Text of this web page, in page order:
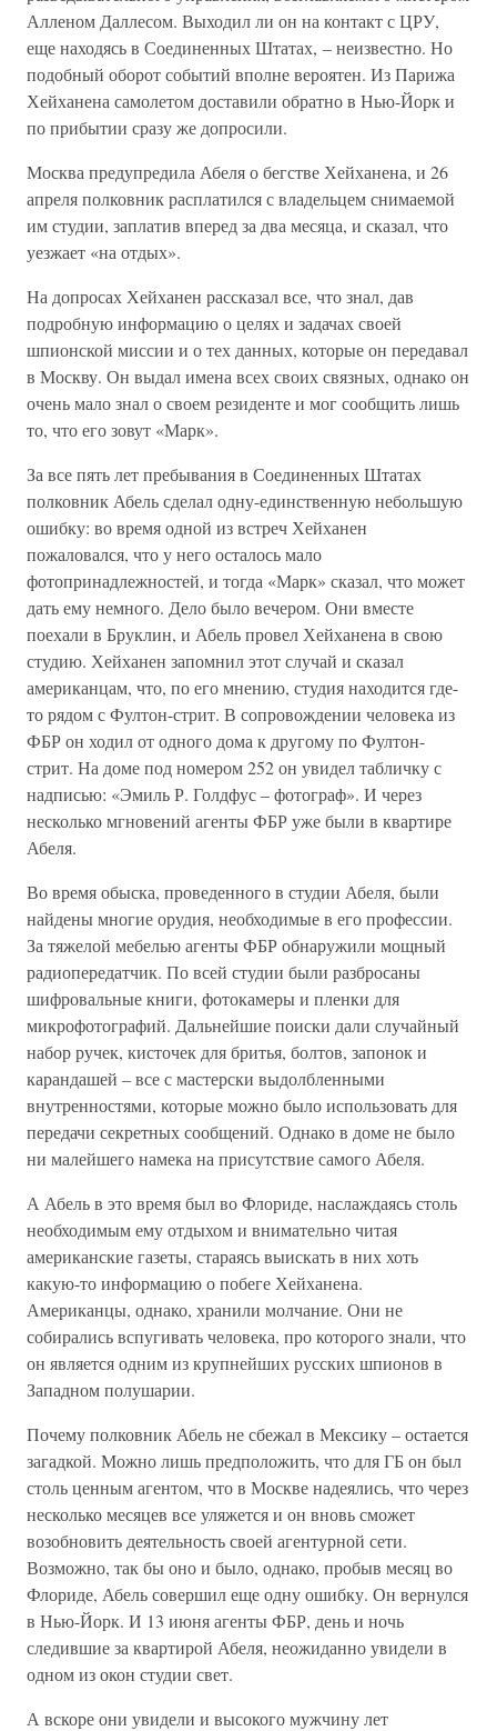
Алленом Даллесом. Выходил ли он на контакт с ЦРУ,
еще находясь в Соединенных Штатах, – неизвестно. Но
подобный оборот событий вполне вероятен. Из Парижа
Хейханена самолетом доставили обратно в Нью-Йорк и
по прибытии сразу же допросили.
Москва предупредила Абеля о бегстве Хейханена, и 26
апреля полковник расплатился с владельцем снимаемой
им студии, заплатив вперед за два месяца, и сказал, что
уезжает «на отдых».
На допросах Хейханен рассказал все, что знал, дав
подробную информацию о целях и задачах своей
шпионской миссии и о тех данных, которые он передавал
в Москву. Он выдал имена всех своих связных, однако он
очень мало знал о своем резиденте и мог сообщить лишь
то, что его зовут «Марк».
За все пять лет пребывания в Соединенных Штатах
полковник Абель сделал одну-единственную небольшую
ошибку: во время одной из встреч Хейханен
пожаловался, что у него осталось мало
фотопринадлежностей, и тогда «Марк» сказал, что может
дать ему немного. Дело было вечером. Они вместе
поехали в Бруклин, и Абель провел Хейханена в свою
студию. Хейханен запомнил этот случай и сказал
американцам, что, по его мнению, студия находится где-
то рядом с Фултон-стрит. В сопровождении человека из
ФБР он ходил от одного дома к другому по Фултон-
стрит. На доме под номером 252 он увидел табличку с
надписью: «Эмиль Р. Голдфус – фотограф». И через
несколько мгновений агенты ФБР уже были в квартире
Абеля.
Во время обыска, проведенного в студии Абеля, были
найдены многие орудия, необходимые в его профессии.
За тяжелой мебелью агенты ФБР обнаружили мощный
радиопередатчик. По всей студии были разбросаны
шифровальные книги, фотокамеры и пленки для
микрофотографий. Дальнейшие поиски дали случайный
набор ручек, кисточек для бритья, болтов, запонок и
карандашей – все с мастерски выдолбленными
внутренностями, которые можно было использовать для
передачи секретных сообщений. Однако в доме не было
ни малейшего намека на присутствие самого Абеля.
А Абель в это время был во Флориде, наслаждаясь столь
необходимым ему отдыхом и внимательно читая
американские газеты, стараясь выискать в них хоть
какую-то информацию о побеге Хейханена.
Американцы, однако, хранили молчание. Они не
собирались вспугивать человека, про которого знали, что
он является одним из крупнейших русских шпионов в
Западном полушарии.
Почему полковник Абель не сбежал в Мексику – остается
загадкой. Можно лишь предположить, что для ГБ он был
столь ценным агентом, что в Москве надеялись, что через
несколько месяцев все уляжется и он вновь сможет
возобновить деятельность своей агентурной сети.
Возможно, так бы оно и было, однако, пробыв месяц во
Флориде, Абель совершил еще одну ошибку. Он вернулся
в Нью-Йорк. И 13 июня агенты ФБР, день и ночь
следившие за квартирой Абеля, неожиданно увидели в
одном из окон студии свет.
А вскоре они увидели и высокого мужчину лет